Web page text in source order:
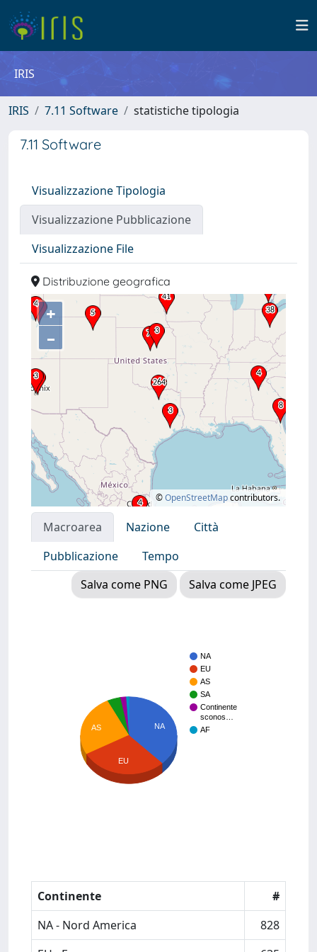
IRIS
IRIS 7.11 Software statistiche tipologia
7.11 Software
Visualizzazione Tipologia
Visualizzazione Pubblicazione
Visualizzazione File
Distribuzione geografica
+
–
©OpenStreetMapcontributors.
Macroarea Nazione
Città
Pubblicazione
Tempo
Salva come PNG
Salva come JPEG
NA
EU
AS
SA
Continente
sconos…
AF
NA
AS
EU
Continente
#
NA - Nord America
828